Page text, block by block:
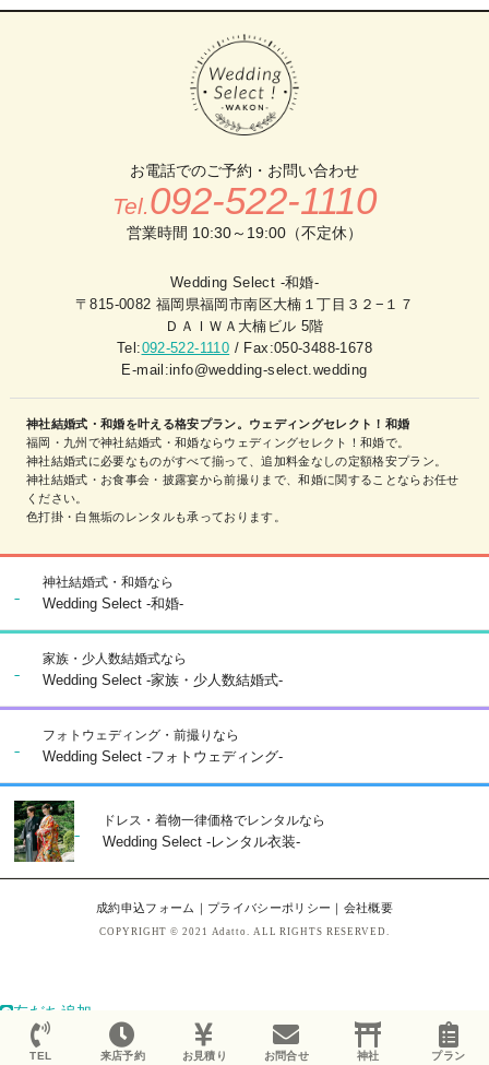
お電話でのご予約・お問い合わせ
Tel.092-522-1110
営業時間 10:30～19:00（不定休）
Wedding Select -和婚-
〒815-0082 福岡県福岡市南区大楠１丁目３２−１７
ＤＡＩＷＡ大楠ビル 5階
Tel:092-522-1110 / Fax:050-3488-1678
E-mail:info@wedding-select.wedding
神社結婚式・和婚を叶える格安プラン。ウェディングセレクト！和婚
福岡・九州で神社結婚式・和婚ならウェディングセレクト！和婚で。
神社結婚式に必要なものがすべて揃って、追加料金なしの定額格安プラン。
神社結婚式・お食事会・披露宴から前撮りまで、和婚に関することならお任せ
ください。
色打掛・白無垢のレンタルも承っております。
神社結婚式・和婚なら
Wedding Select -和婚-
家族・少人数結婚式なら
Wedding Select -家族・少人数結婚式-
フォトウェディング・前撮りなら
Wedding Select -フォトウェディング-
ドレス・着物一律価格でレンタルなら
Wedding Select -レンタル衣装-
成約申込フォーム ｜ プライバシーポリシー ｜ 会社概要
COPYRIGHT © 2021 Adatto. ALL RIGHTS RESERVED.
友だち追加
TEL 来店予約 お見積り お問合せ 神社 プラン